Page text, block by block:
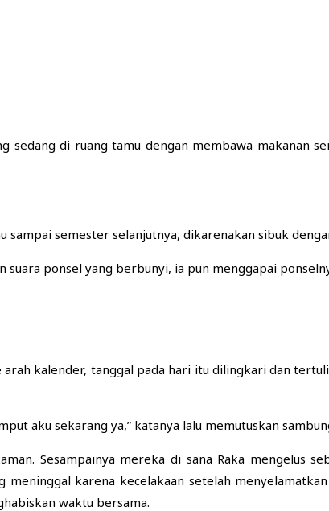
di ruang tamu dengan membawa makanan
semester selanjutnya, dikarenakan sibuk
ponsel yang berbunyi, ia pun menggapai
kalender, tanggal pada hari itu dilingkari dan
aku sekarang ya,” katanya lalu memutuskan
Sesampainya mereka di sana Raka mengelus
karena kecelakaan setelah
waktu bersama.